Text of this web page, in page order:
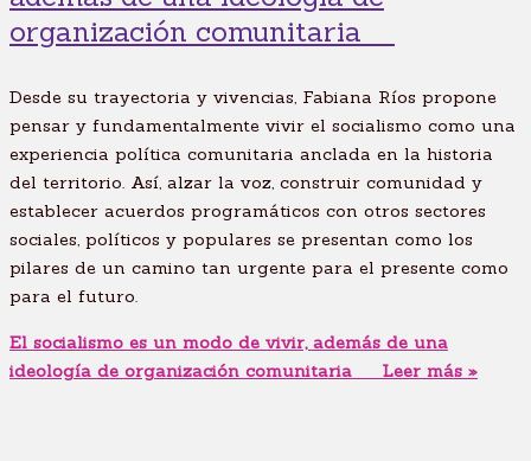
organización comunitaria
Desde su trayectoria y vivencias, Fabiana Ríos propone
pensar y fundamentalmente vivir el socialismo como una
experiencia política comunitaria anclada en la historia
del territorio. Así, alzar la voz, construir comunidad y
establecer acuerdos programáticos con otros sectores
sociales, políticos y populares se presentan como los
pilares de un camino tan urgente para el presente como
para el futuro.
El socialismo es un modo de vivir, además de una
ideología de organización comunitaria
Leer más »